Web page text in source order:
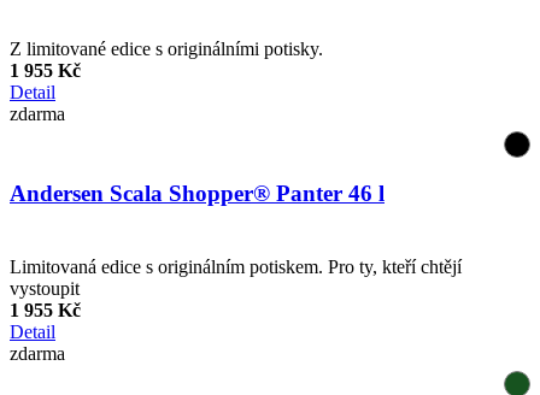
Z limitované edice s originálními potisky.
1 955 Kč
Detail
zdarma
Andersen Scala Shopper® Panter 46 l
Limitovaná edice s originálním potiskem. Pro ty, kteří chtějí
vystoupit
1 955 Kč
Detail
zdarma